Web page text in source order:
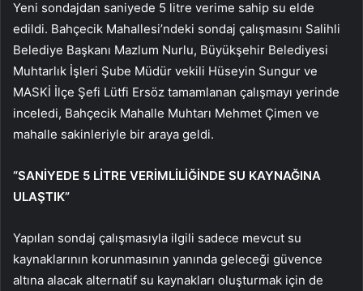
Yeni sondajdan saniyede 5 litre verime sahip su elde
edildi. Bahçecik Mahallesi’ndeki sondaj çalışmasını Salihli
Belediye Başkanı Mazlum Nurlu, Büyükşehir Belediyesi
Muhtarlık İşleri Şube Müdür vekili Hüseyin Sungur ve
MASKİ İlçe Şefi Lütfi Ersöz tamamlanan çalışmayı yerinde
inceledi, Bahçecik Mahalle Muhtarı Mehmet Çimen ve
mahalle sakinleriyle bir araya geldi.
“SANİYEDE 5 LİTRE VERİMLİLİĞİNDE SU KAYNAĞINA
ULAŞTIK”
Yapılan sondaj çalışmasıyla ilgili sadece mevcut su
kaynaklarının korunmasının yanında geleceği güvence
altına alacak alternatif su kaynakları oluşturmak için de